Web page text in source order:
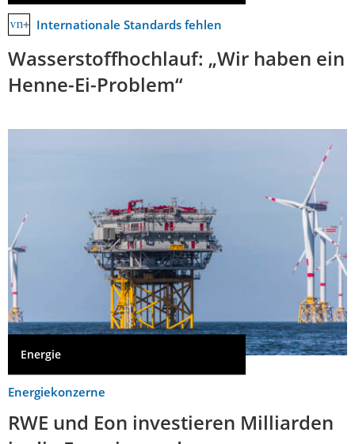
Internationale Standards fehlen
Wasserstoffhochlauf: „Wir haben ein
Henne-Ei-Problem“
Energie
Energiekonzerne
RWE und Eon investieren Milliarden